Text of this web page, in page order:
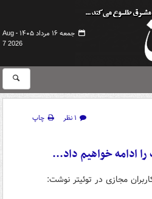
جمعه ۱۶ مرداد ۱۴۰۵ -
Aug
7 2026
۱ نظر
چاپ
را ادامه خواهیم داد...
مجازی در توئیتر نوشت: